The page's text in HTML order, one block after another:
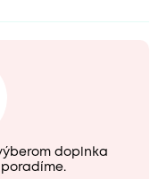
doplnka